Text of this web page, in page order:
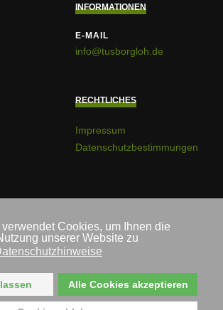
Cookies, um Ihnen die
unserer Website zu
Alle Cookies akzeptieren
INFORMATIONEN
E-MAIL
info@tusborgloh.de
RECHTLICHES
Impressum
Datenschutzbestimmungen
Turn- und Sportverein Borgloh im südlichen